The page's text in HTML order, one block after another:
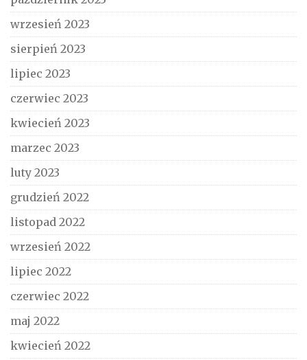
wrzesień 2023
sierpień 2023
lipiec 2023
czerwiec 2023
kwiecień 2023
marzec 2023
luty 2023
grudzień 2022
listopad 2022
wrzesień 2022
lipiec 2022
czerwiec 2022
maj 2022
kwiecień 2022